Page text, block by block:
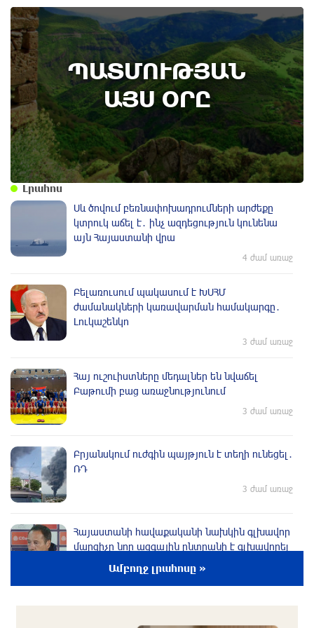
ՊԱՏՄՈՒԹՅԱՆ
ԱՅՍ ՕՐԸ
7th of August
Բոյակի ճակատամարտի օր. պատմության
այս օրը (7 օգոստոս)
Լրահոս
Սև ծովում բեռնափոխադրումների արժեքը
կտրուկ աճել է․ ինչ ազդեցություն կունենա
այն Հայաստանի վրա
4 ժամ առաջ
Բելառուսում պակասում է ԽՍՀՄ
ժամանակների կառավարման համակարգը․
Լուկաշենկո
3 ժամ առաջ
Հայ ուշուիստները մեդալներ են նվաճել
Բաթումի բաց առաջնությունում
3 ժամ առաջ
Բրյանսկում ուժգին պայթյուն է տեղի ունեցել․
ՌԴ
3 ժամ առաջ
Հայաստանի հավաքականի նախկին գլխավոր
մարզիչը նոր ազգային ընտրանի է գլխավորել
հայտարարությունը
Ամբողջ լրահոսը »